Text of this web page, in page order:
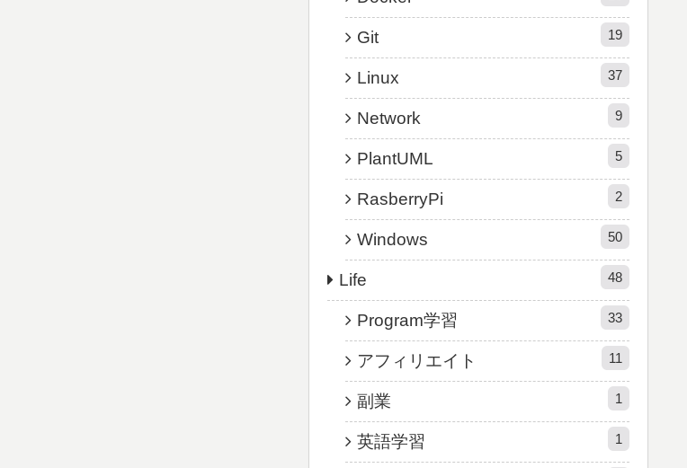
Git 19
Linux 37
Network 9
PlantUML 5
RasberryPi 2
Windows 50
Life 48
Program学習 33
アフィリエイト 11
副業 1
英語学習 1